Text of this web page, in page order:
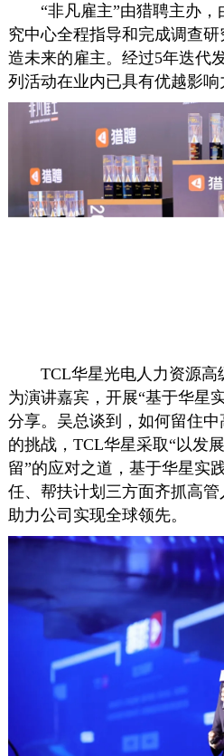
“非凡雇主”由猎聘主办
究中心全程指导和完成调查
造未来的雇主。经过5年迭代
列活动在业内已具有优越影响
TCL华星光电人力资源
为演讲嘉宾，开展“基于华星
分享。吴总谈到，如何留住
的挑战，TCL华星采取“以发
留”的应对之道，基于华星实
任、帮扶计划三方面齐抓高管
助力公司实现全球领先。